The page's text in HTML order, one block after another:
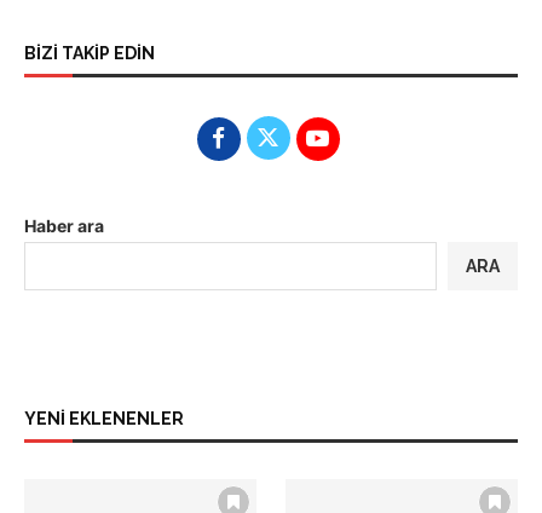
BİZİ TAKİP EDİN
Haber ara
ARA
YENİ EKLENENLER